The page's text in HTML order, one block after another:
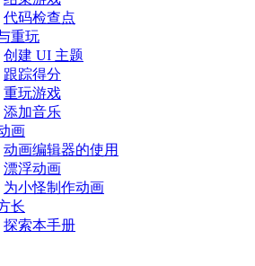
代码检查点
重玩
创建 UI 主题
跟踪得分
重玩游戏
添加音乐
画
动画编辑器的使用
漂浮动画
为小怪制作动画
长
探索本手册